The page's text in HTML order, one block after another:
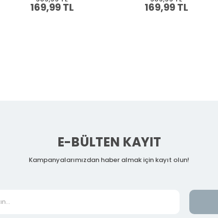
169,99 TL 169,99 TL
E-BÜLTEN KAYIT
Kampanyalarımızdan haber almak için kayıt olun!